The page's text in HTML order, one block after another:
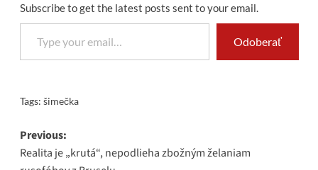
Subscribe to get the latest posts sent to your email.
Type your email…
Odoberať
Tags: šimečka
Post
navigation
Previous:
Realita je „krutá“, nepodlieha zbožným želaniam